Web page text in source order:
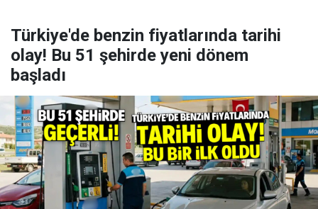
Türkiye'de benzin fiyatlarında tarihi
olay! Bu 51 şehirde yeni dönem
başladı